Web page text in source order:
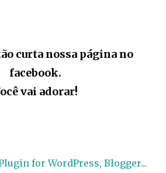
curta nossa página no
facebook.
vai adorar!